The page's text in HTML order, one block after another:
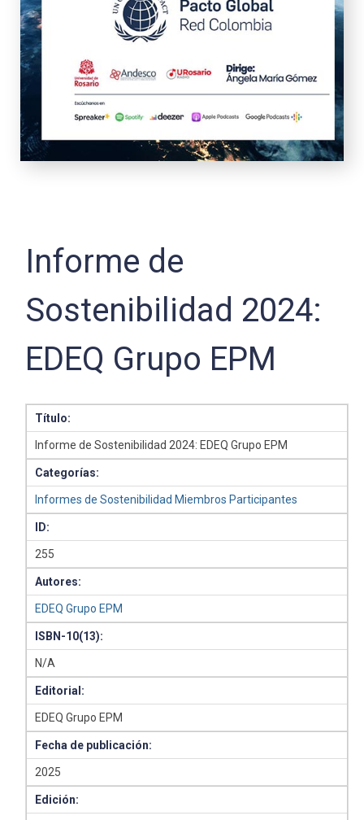
Informe de
Sostenibilidad 2024:
EDEQ Grupo EPM
Título:
Informe de Sostenibilidad 2024: EDEQ Grupo EPM
Categorías:
Informes de Sostenibilidad Miembros Participantes
ID:
255
Autores:
EDEQ Grupo EPM
ISBN-10(13):
N/A
Editorial:
EDEQ Grupo EPM
Fecha de publicación:
2025
Edición: